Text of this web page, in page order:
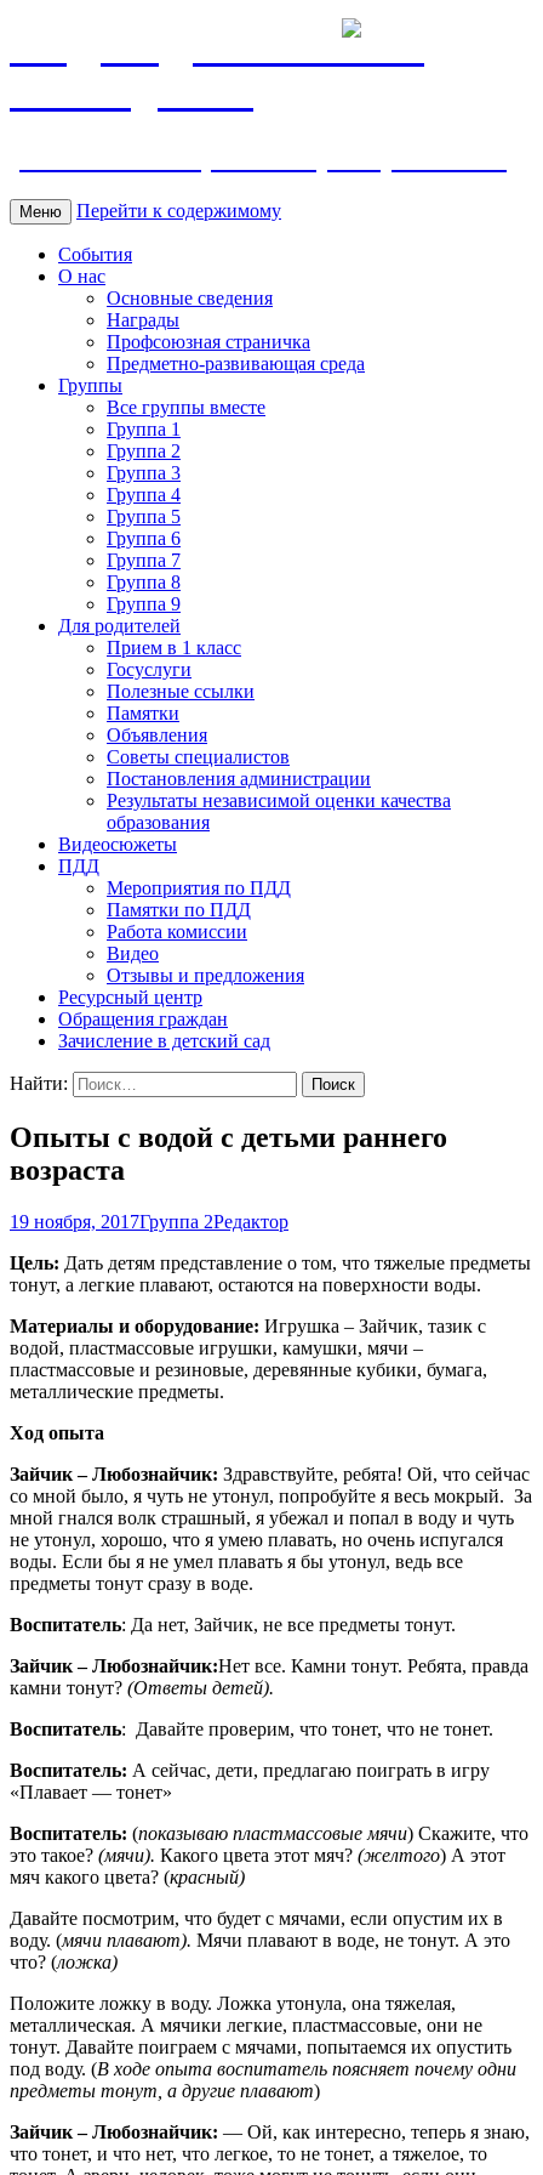
МБДОУ ДС "Калинка"
Меню Перейти к содержимому
События
О нас
Основные сведения
Награды
Профсоюзная страничка
Предметно-развивающая среда
Группы
Все группы вместе
Группа 1
Группа 2
Группа 3
Группа 4
Группа 5
Группа 6
Группа 7
Группа 8
Группа 9
Для родителей
Прием в 1 класс
Госуслуги
Полезные ссылки
Памятки
Объявления
Советы специалистов
Постановления администрации
Результаты независимой оценки качества
образования
Видеосюжеты
ПДД
Мероприятия по ПДД
Памятки по ПДД
Работа комиссии
Видео
Отзывы и предложения
Ресурсный центр
Обращения граждан
Зачисление в детский сад
Найти:
Опыты с водой с детьми раннего
возраста
19 ноября, 2017Группа 2Редактор
Цель: Дать детям представление о том, что тяжелые предметы
тонут, а легкие плавают, остаются на поверхности воды.
Материалы и оборудование: Игрушка – Зайчик, тазик с
водой, пластмассовые игрушки, камушки, мячи –
пластмассовые и резиновые, деревянные кубики, бумага,
металлические предметы.
Ход опыта
Зайчик – Любознайчик: Здравствуйте, ребята! Ой, что сейчас
со мной было, я чуть не утонул, попробуйте я весь мокрый. За
мной гнался волк страшный, я убежал и попал в воду и чуть
не утонул, хорошо, что я умею плавать, но очень испугался
воды. Если бы я не умел плавать я бы утонул, ведь все
предметы тонут сразу в воде.
Воспитатель: Да нет, Зайчик, не все предметы тонут.
Зайчик – Любознайчик:Нет все. Камни тонут. Ребята, правда
камни тонут? (Ответы детей).
Воспитатель: Давайте проверим, что тонет, что не тонет.
Воспитатель: А сейчас, дети, предлагаю поиграть в игру
«Плавает — тонет»
Воспитатель: (показываю пластмассовые мячи) Скажите, что
это такое? (мячи). Какого цвета этот мяч? (желтого) А этот
мяч какого цвета? (красный)
Давайте посмотрим, что будет с мячами, если опустим их в
воду. (мячи плавают). Мячи плавают в воде, не тонут. А это
что? (ложка)
Положите ложку в воду. Ложка утонула, она тяжелая,
металлическая. А мячики легкие, пластмассовые, они не
тонут. Давайте поиграем с мячами, попытаемся их опустить
под воду. (В ходе опыта воспитатель поясняет почему одни
предметы тонут, а другие плавают)
Зайчик – Любознайчик: — Ой, как интересно, теперь я знаю,
что тонет, и что нет, что легкое, то не тонет, а тяжелое, то